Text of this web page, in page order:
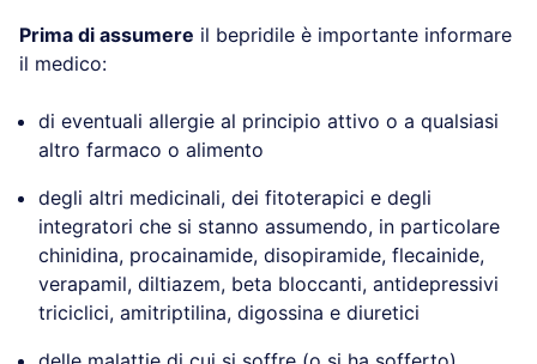
Prima di assumere il bepridile è importante informare
il medico:
di eventuali allergie al principio attivo o a qualsiasi
altro farmaco o alimento
degli altri medicinali, dei fitoterapici e degli
integratori che si stanno assumendo, in particolare
chinidina, procainamide, disopiramide, flecainide,
verapamil, diltiazem, beta bloccanti, antidepressivi
triciclici, amitriptilina, digossina e diuretici